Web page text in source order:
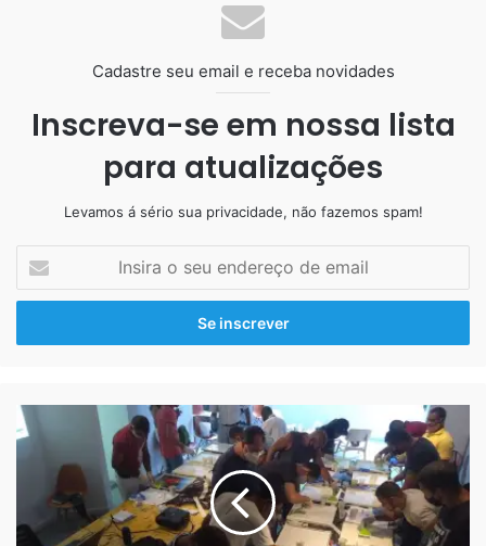
Resina liquida transparente para revestimento de
– Dessa forma podemos usar para restaurar e
preservar peças em madeira e pisos como esses que
iremos ver abaixo. Além de ser impermeável.
EPIs Segurança na Aplicação de Resina
EpóxiCadastre seu email e receba novidades
Inscreva-se em nossa lista
para atualizações
Levamos á sério sua privacidade, não fazemos spam!
seu
de
Curso
de
Piso